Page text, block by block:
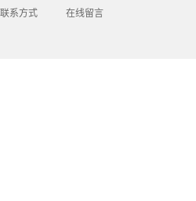
联系方式 在线留言